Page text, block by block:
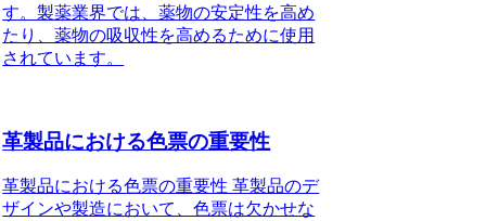
す。製薬業界では、薬物の安定性を高め
たり、薬物の吸収性を高めるために使用
されています。
革製品における色票の重要性
革製品における色票の重要性 革製品のデ
ザインや製造において、色票は欠かせな